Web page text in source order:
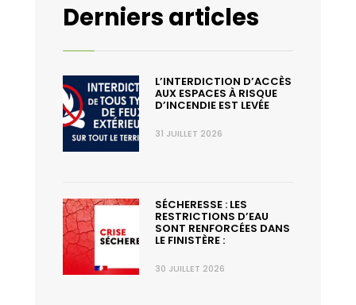
Derniers articles
L’INTERDICTION D’ACCÈS
AUX ESPACES À RISQUE
D’INCENDIE EST LEVÉE
31 JUILLET 2026
SÉCHERESSE : LES
RESTRICTIONS D’EAU
SONT RENFORCÉES DANS
LE FINISTÈRE :
30 JUILLET 2026